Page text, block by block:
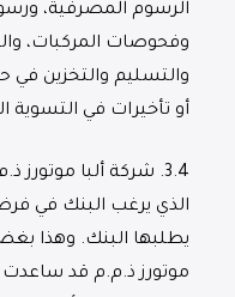
الرسوم المصرفية،
وفحوصات المركبات،
والتسليم والتخزين في
أو تأخيرات في التسوية
3.4. شركة ألبا موتورز
الذي يرغب البنك في
يطلبها البنك. وهذا
موتورز ذ.م.م قد ساعدت